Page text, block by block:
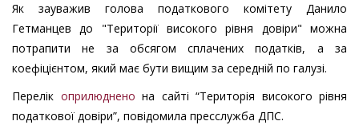
Як зауважив голова податкового комітету Данило
Гетманцев до "Території високого рівня довіри" можна
потрапити не за обсягом сплачених податків, а за
коефіцієнтом, який має бути вищим за середній по галузі.
Перелік оприлюднено на сайті “Територія високого рівня
податкової довіри”, повідомила пресслужба ДПС.